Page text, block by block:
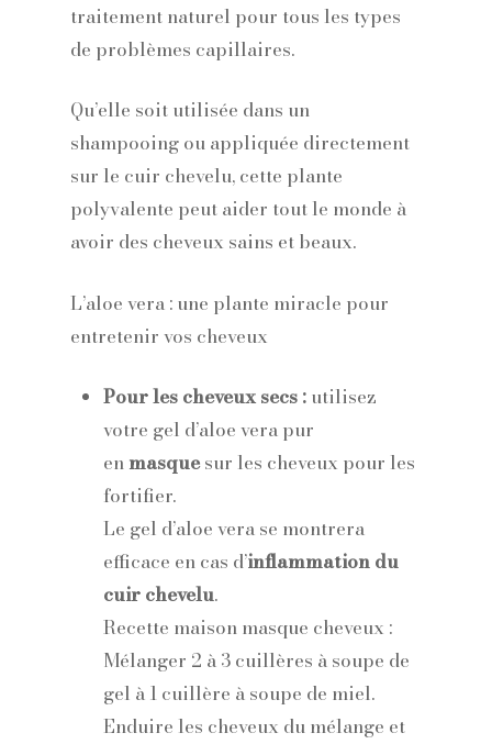
traitement naturel pour tous les types
de problèmes capillaires.
Qu’elle soit utilisée dans un
shampooing ou appliquée directement
sur le cuir chevelu, cette plante
polyvalente peut aider tout le monde à
avoir des cheveux sains et beaux.
L’aloe vera : une plante miracle pour
entretenir vos cheveux
Pour les cheveux secs :utilisez
votre gel d’aloe vera pur
enmasquesur les cheveux pour les
fortifier.
Le gel d’aloe vera se montrera
efficace en cas d’inflammation du
cuir chevelu.
Recette maison masque cheveux :
Mélanger 2 à 3 cuillères à soupe de
gel à 1 cuillère à soupe de miel.
Enduire les cheveux du mélange et